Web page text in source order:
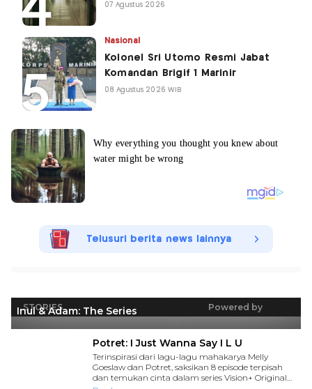
07 Agustus 2026
Nasional
Kolonel Sri Utomo Resmi Jabat
Komandan Brigif 1 Marinir
08 Agustus 2026 WIB
Telusuri berita news lainnya